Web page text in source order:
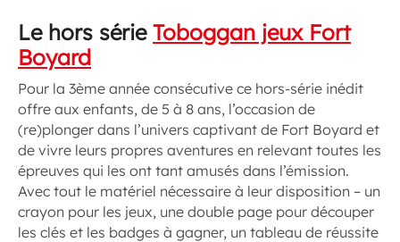
Le hors série Toboggan jeux Fort
Boyard
Pour la 3ème année consécutive ce hors-série inédit
offre aux enfants, de 5 à 8 ans, l’occasion de
(re)plonger dans l’univers captivant de Fort Boyard et
de vivre leurs propres aventures en relevant toutes les
épreuves qui les ont tant amusés dans l’émission.
Avec tout le matériel nécessaire à leur disposition – un
crayon pour les jeux, une double page pour découper
les clés et les badges à gagner, un tableau de réussite